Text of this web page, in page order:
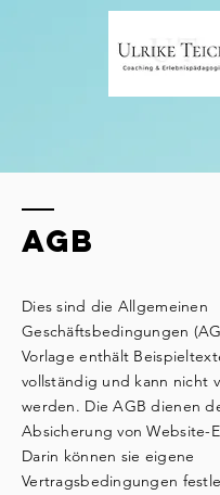
AGB
Dies sind die Allgemeinen
Geschäftsbedingungen
Vorlage enthält
vollständig und kann nicht
werden. Die AGB dienen
Absicherung von Website-
Darin können sie eigene
Vertragsbedingungen